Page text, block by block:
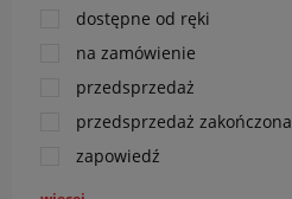
dostępne od ręki
na zamówienie
przedsprzedaż
przedsprzedaż zakończona
zapowiedź